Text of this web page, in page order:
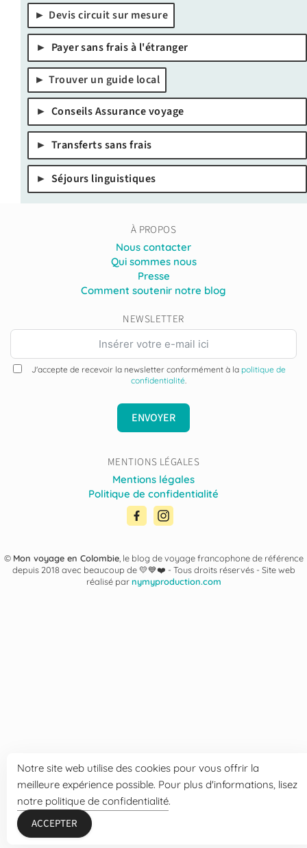
Devis circuit sur mesure
Payer sans frais à l'étranger
Trouver un guide local
Conseils Assurance voyage
Transferts sans frais
Séjours linguistiques
À PROPOS
Nous contacter
Qui sommes nous
Presse
Comment soutenir notre blog
NEWSLETTER
J'accepte de recevoir la newsletter conformément à la politique de
confidentialité
ENVOYER
MENTIONS LÉGALES
Mentions légales
Politique de confidentialité
© Mon voyage en Colombie, le blog de voyage francophone de référence
depuis 2018 avec beaucoup de 💛💙❤️ - Tous droits réservés - Site web
réalisé parnymyproduction.com
Notre site web utilise des cookies pour vous offrir la
meilleure expérience possible. Pour plus d'informations, lisez
notre politique de confidentialité.
ACCEPTER